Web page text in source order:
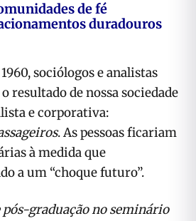
de fé
duradouros
sociólogos e analistas
resultado de nossa sociedade
e corporativa:
. As pessoas ficariam
à medida que
a um “choque futuro”.
pós-graduação no seminário